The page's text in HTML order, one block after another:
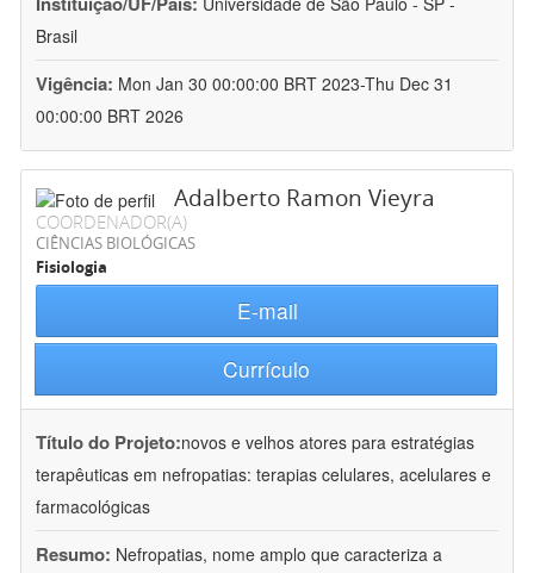
Brasil
Vigência: Mon Jan 30 00:00:00 BRT 2023-Thu Dec 31
00:00:00 BRT 2026
Adalberto Ramon Vieyra
COORDENADOR(A)
CIÊNCIAS BIOLÓGICAS
Fisiologia
E-mail
Currículo
Título do Projeto:novos e velhos atores para estratégias
terapêuticas em nefropatias: terapias celulares, acelulares e
farmacológicas
Resumo: Nefropatias, nome amplo que caracteriza a